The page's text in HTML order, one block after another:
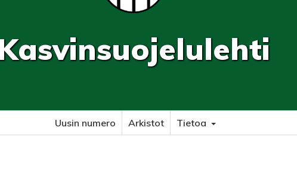
Uusin numero Arkistot Tietoa